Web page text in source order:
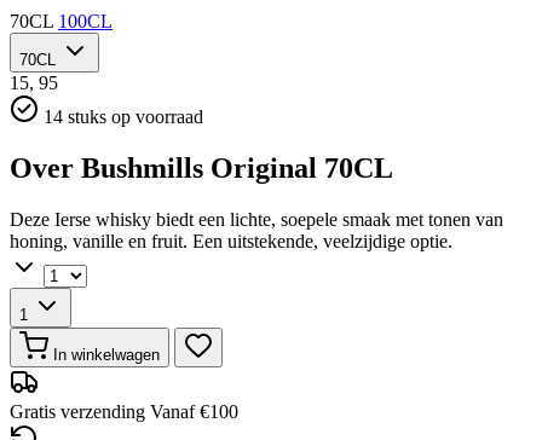
70CL 100CL
70CL
15, 95
14 stuks op voorraad
Over Bushmills Original 70CL
Deze Ierse whisky biedt een lichte, soepele smaak met tonen van
honing, vanille en fruit. Een uitstekende, veelzijdige optie.
1
In winkelwagen
Gratis verzending Vanaf €100